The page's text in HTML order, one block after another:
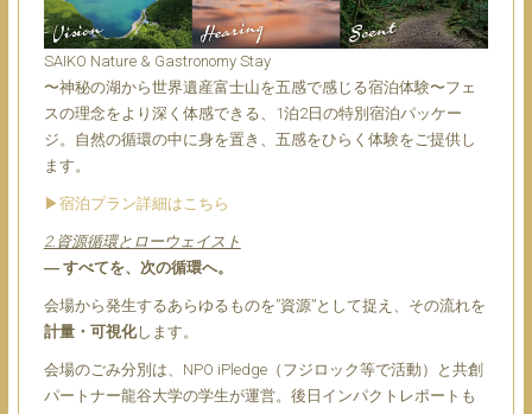
SAIKO Nature & Gastronomy Stay
〜神秘の湖から世界遺産富士山を五感で感じる宿泊体験〜フェ
スの理念をより深く体感できる、1泊2日の特別宿泊パッケー
ジ。自然の循環の中に身を置き、五感をひらく体験をご提供し
ます。
▶︎宿泊プラン詳細はこちら
2.資源循環とローウェイスト
― すべてを、次の循環へ。
会場から発生するあらゆるものを”資源”として捉え、その流れを
計量・可視化します。
会場のごみ分別は、NPO iPledge（フジロック等で活動）と共創
パートナー龍谷大学の学生が運営。後日インパクトレポートも